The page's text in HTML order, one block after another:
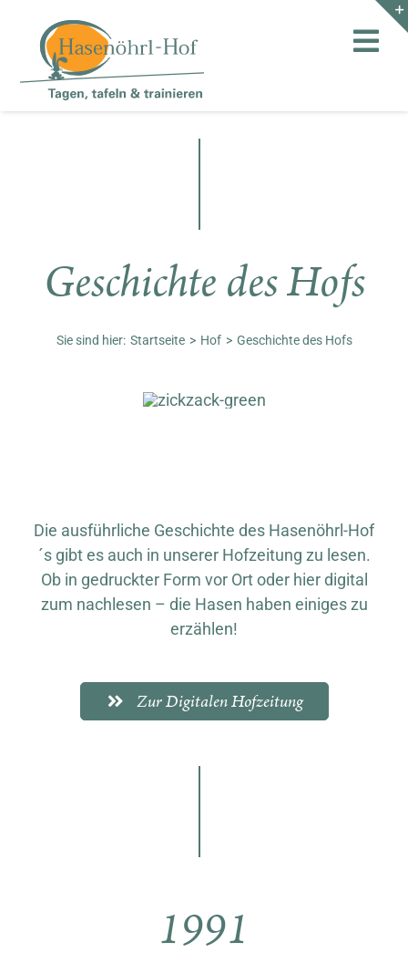
springen
Unternehmen
Geschichte des Hofs
Sie sind hier: Startseite Hof Geschichte des Hofs
Die ausführliche Geschichte des Hasenöhrl-Hof
´s gibt es auch in unserer Hofzeitung zu lesen.
Ob in gedruckter Form vor Ort oder hier digital
zum nachlesen – die Hasen haben einiges zu
erzählen!
Zur Digitalen Hofzeitung
1991